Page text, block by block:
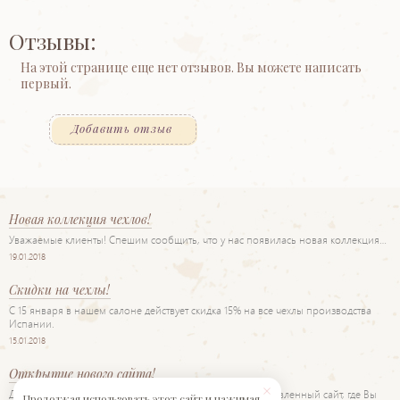
Отзывы:
На этой странице еще нет отзывов. Вы можете написать
первый.
Добавить отзыв
Новая коллекция чехлов!
Уважаемые клиенты! Спешим сообщить, что у нас появилась новая коллекция…
19.01.2018
Скидки на чехлы!
С 15 января в нашем салоне действует скидка 15% на все чехлы производства
Испании.
15.01.2018
Открытие нового сайта!
Дорогие друзья! Рады представить Вам наш новый обновленный сайт, где Вы